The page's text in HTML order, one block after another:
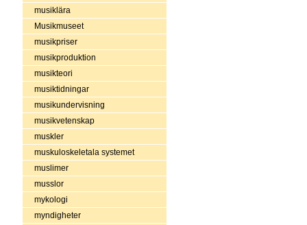
musiklära
Musikmuseet
musikpriser
musikproduktion
musikteori
musiktidningar
musikundervisning
musikvetenskap
muskler
muskuloskeletala systemet
muslimer
musslor
mykologi
myndigheter